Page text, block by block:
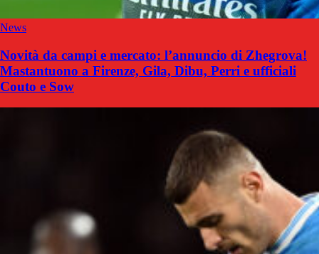
News
Novità da campi e mercato: l’annuncio di Zhegrova!
Mastantuono a Firenze, Gila, Dibu, Perri e ufficiali
Couto e Sow